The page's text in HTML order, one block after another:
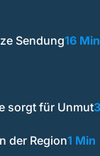
Sendung16 Min
sorgt für Unmut
der Region1 Min